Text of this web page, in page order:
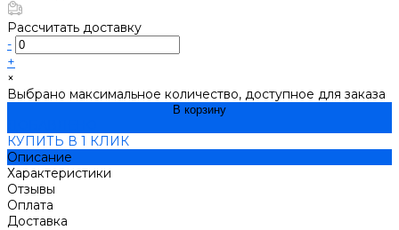
Рассчитать доставку
-
+
×
Выбрано максимальное количество, доступное для заказа
В корзину
КУПИТЬ В 1 КЛИК
Описание
Характеристики
Отзывы
Оплата
Доставка